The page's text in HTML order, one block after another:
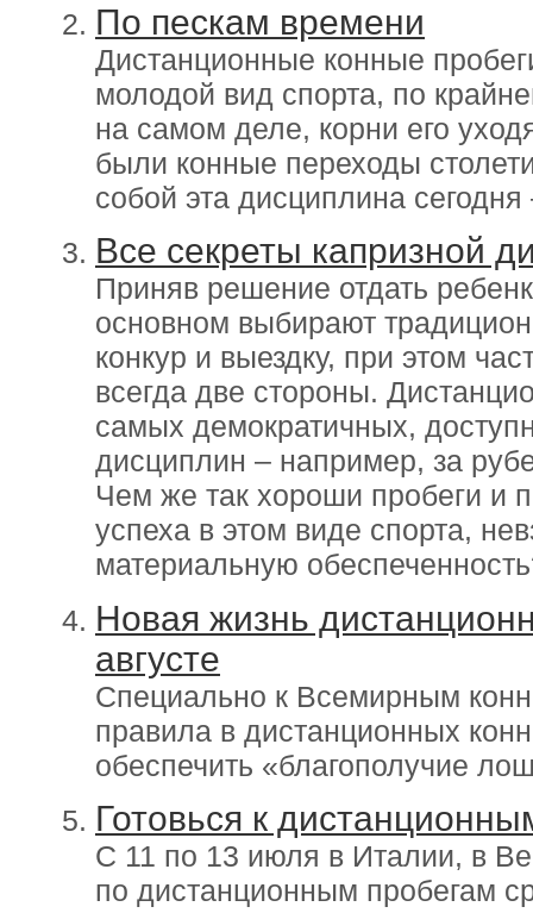
По пескам времени
Дистанционные конные
молодой вид спорта, по
на самом деле, корни его
были конные переходы
собой эта дисциплина
Все секреты капризной
Приняв решение отдать
основном выбирают
конкур и выездку, при этом
всегда две стороны.
самых демократичных,
дисциплин – например, за
Чем же так хороши пробеги и
успеха в этом виде спорта,
материальную
Новая жизнь
августе
Специально к Всемирным
правила в дистанционных
обеспечить «благополучие
Готовься к
С 11 по 13 июля в Италии, в
по дистанционным пробегам